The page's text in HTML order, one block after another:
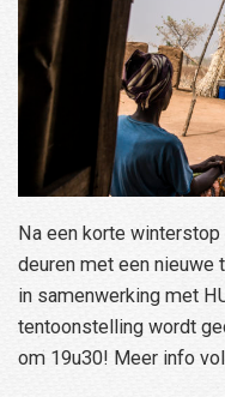
Na een korte
deuren met een nieuwe
in samenwerking met
tentoonstelling wordt
om 19u30! Meer info